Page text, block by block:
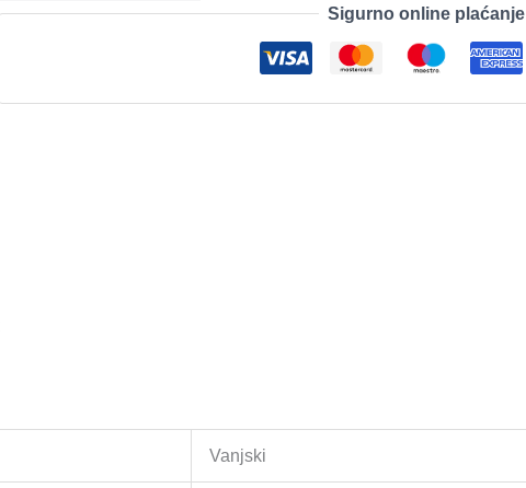
-
-
Sigurno online plaćanje
Vanjski